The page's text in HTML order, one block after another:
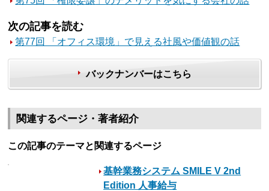
次の記事を読む
第77回 「オフィス環境」で見える社風や価値観の話
バックナンバーはこちら
関連するページ・著者紹介
この記事のテーマと関連するページ
基幹業務システム SMILE V 2nd
Edition 人事給与